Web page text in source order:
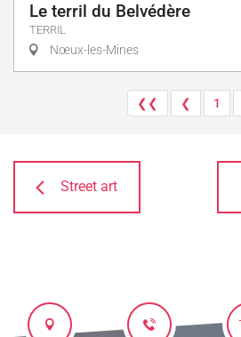
Le terril du Belvédère
TERRIL
Nœux-les-Mines
❮❮ ❮ 1
Street art